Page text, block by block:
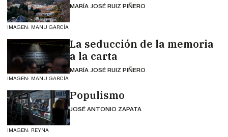
IMAGEN: MANU GARCÍA
MARÍA JOSÉ RUIZ PIÑERO
IMAGEN: MANU GARCÍA
La seducción de la memoria
a la carta
MARÍA JOSÉ RUIZ PIÑERO
IMAGEN: REYNA
Populismo
JOSÉ ANTONIO ZAPATA